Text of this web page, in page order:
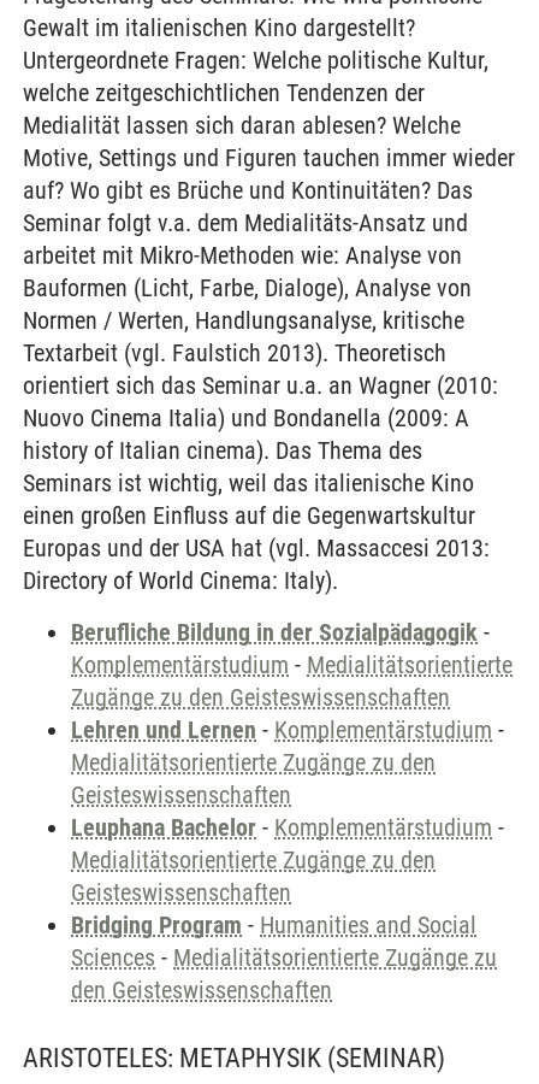
Gewalt im italienischen Kino dargestellt?
Untergeordnete Fragen: Welche politische Kultur,
welche zeitgeschichtlichen Tendenzen der
Medialität lassen sich daran ablesen? Welche
Motive, Settings und Figuren tauchen immer wieder
auf? Wo gibt es Brüche und Kontinuitäten? Das
Seminar folgt v.a. dem Medialitäts-Ansatz und
arbeitet mit Mikro-Methoden wie: Analyse von
Bauformen (Licht, Farbe, Dialoge), Analyse von
Normen / Werten, Handlungsanalyse, kritische
Textarbeit (vgl. Faulstich 2013). Theoretisch
orientiert sich das Seminar u.a. an Wagner (2010:
Nuovo Cinema Italia) und Bondanella (2009: A
history of Italian cinema). Das Thema des
Seminars ist wichtig, weil das italienische Kino
einen großen Einfluss auf die Gegenwartskultur
Europas und der USA hat (vgl. Massaccesi 2013:
Directory of World Cinema: Italy).
Berufliche Bildung in der Sozialpädagogik -
Komplementärstudium - Medialitätsorientierte
Zugänge zu den Geisteswissenschaften
Lehren und Lernen - Komplementärstudium -
Medialitätsorientierte Zugänge zu den
Geisteswissenschaften
Leuphana Bachelor - Komplementärstudium -
Medialitätsorientierte Zugänge zu den
Geisteswissenschaften
Bridging Program - Humanities and Social
Sciences - Medialitätsorientierte Zugänge zu
den Geisteswissenschaften
ARISTOTELES: METAPHYSIK (SEMINAR)